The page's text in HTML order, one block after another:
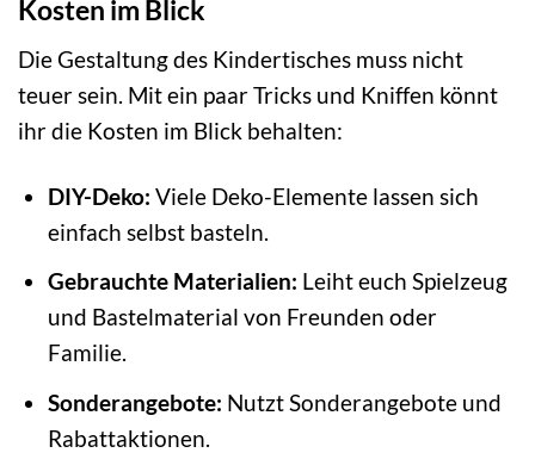
Kosten im Blick
Die Gestaltung des Kindertisches muss nicht
teuer sein. Mit ein paar Tricks und Kniffen könnt
ihr die Kosten im Blick behalten:
DIY-Deko: Viele Deko-Elemente lassen sich
einfach selbst basteln.
Gebrauchte Materialien: Leiht euch Spielzeug
und Bastelmaterial von Freunden oder
Familie.
Sonderangebote: Nutzt Sonderangebote und
Rabattaktionen.